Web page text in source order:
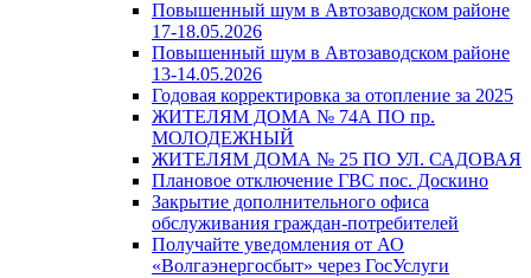
Повышенный шум в Автозаводском районе
17-18.05.2026
Повышенный шум в Автозаводском районе
13-14.05.2026
Годовая корректировка за отопление за 2025
ЖИТЕЛЯМ ДОМА № 74А ПО пр.
МОЛОДЕЖНЫЙ
ЖИТЕЛЯМ ДОМА № 25 ПО УЛ. САДОВАЯ
Плановое отключение ГВС пос. Доскино
Закрытие дополнительного офиса
обслуживания граждан-потребителей
Получайте уведомления от АО
«Волгаэнергосбыт» через ГосУслуги